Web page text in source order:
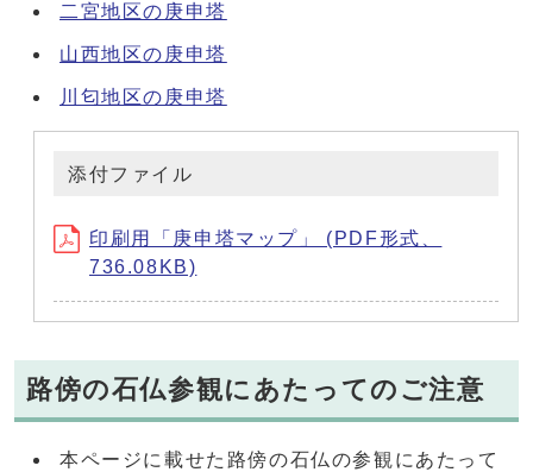
二宮地区の庚申塔
山西地区の庚申塔
川匂地区の庚申塔
添付ファイル
印刷用「庚申塔マップ」 (PDF形式、
736.08KB)
路傍の石仏参観にあたってのご注意
本ページに載せた路傍の石仏の参観にあたって